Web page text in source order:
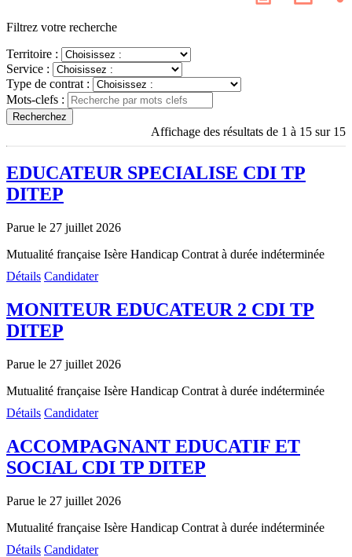
Filtrez votre recherche
Territoire :
Service :
Type de contrat :
Mots-clefs :
Recherchez
Affichage des résultats de 1 à 15 sur 15
EDUCATEUR SPECIALISE CDI TP
DITEP
Parue le 27 juillet 2026
Mutualité française Isère Handicap Contrat à durée indéterminée
Détails Candidater
MONITEUR EDUCATEUR 2 CDI TP
DITEP
Parue le 27 juillet 2026
Mutualité française Isère Handicap Contrat à durée indéterminée
Détails Candidater
ACCOMPAGNANT EDUCATIF ET
SOCIAL CDI TP DITEP
Parue le 27 juillet 2026
Mutualité française Isère Handicap Contrat à durée indéterminée
Détails Candidater